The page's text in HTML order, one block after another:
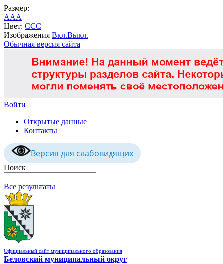
Размер:
AAA
Цвет: CCC
Изображения Вкл.Выкл.
Обычная версия сайта
Войти
Открытые данные
Контакты
Версия для слабовидящих
Поиск
Все результаты
Официальный сайт муниципального образования
Беловский муниципальный округ